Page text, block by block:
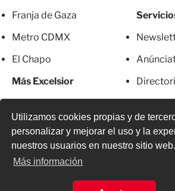
Utilizamos cookies propias y de
personalizar y mejorar el uso y la
nuestros usuarios en nuestro sitio web.
Más información
Franja de Gaza
Metro CDMX
El Chapo
Más Excelsior
© 2026 Todos los derechos reservados.
o parcial, incluyendo cualquier medio